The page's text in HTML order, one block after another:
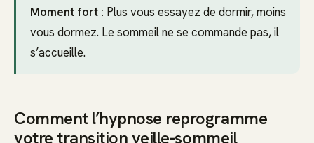
Moment fort : Plus vous essayez de dormir, moins
vous dormez. Le sommeil ne se commande pas, il
s’accueille.
Comment l’hypnose reprogramme
votre transition veille-sommeil